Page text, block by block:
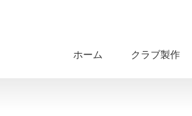
ホーム クラブ製作